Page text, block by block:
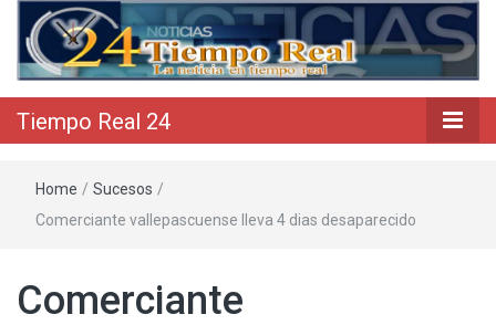
Tiempo Real 24
Home / Sucesos /
Comerciante vallepascuense lleva 4 dias desaparecido
Comerciante